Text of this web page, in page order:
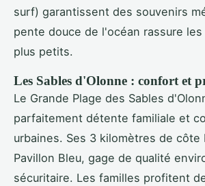
surf) garantissent des souvenirs
pente douce de l'océan rassure
plus petits.
Les Sables d'Olonne : confort et
Le Grande Plage des Sables
parfaitement détente familiale et
urbaines. Ses 3 kilomètres de
Pavillon Bleu, gage de qualité
sécuritaire. Les familles profitent